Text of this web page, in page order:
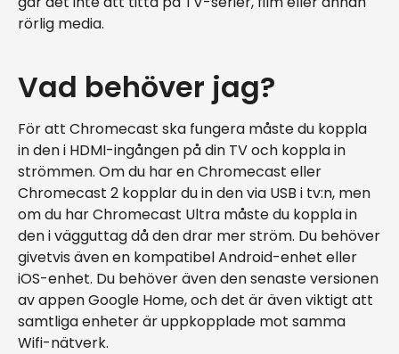
rörlig media.
Vad behöver jag?
För att Chromecast ska fungera måste du koppla
in den i HDMI-ingången på din TV och koppla in
strömmen. Om du har en Chromecast eller
Chromecast 2 kopplar du in den via USB i tv:n, men
om du har Chromecast Ultra måste du koppla in
den i vägguttag då den drar mer ström. Du behöver
givetvis även en kompatibel Android-enhet eller
iOS-enhet. Du behöver även den senaste versionen
av appen Google Home, och det är även viktigt att
samtliga enheter är uppkopplade mot samma
Wifi-nätverk.